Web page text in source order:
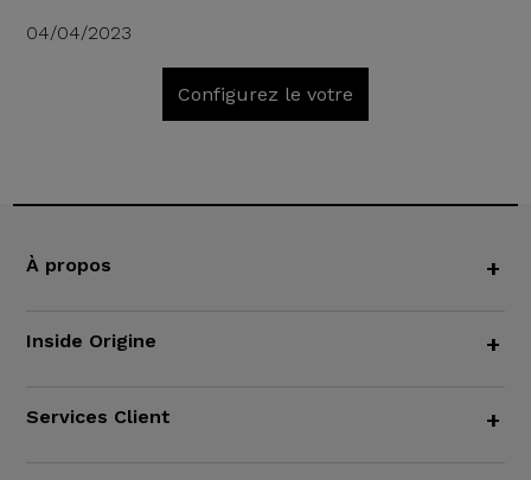
04/04/2023
Configurez le votre
À propos +
Inside Origine +
Services Client +